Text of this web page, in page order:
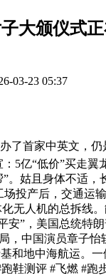
大颁仪式
03-23 05:37
首家中英文，
5亿“低价”买走
姑且身体不适
投产后，交通运
人机的总拆线
”，美国总统特
中国演员章子
地中海航运。
测评 #飞燃 #